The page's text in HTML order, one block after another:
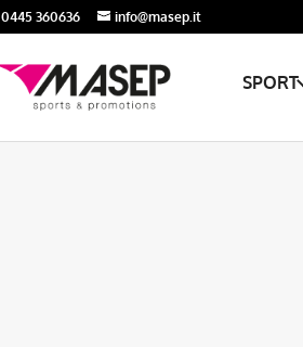
0445 360636 info@masep.it
SPORT